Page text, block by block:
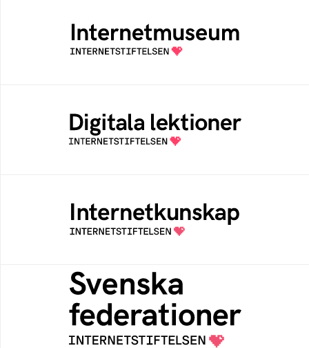
Ett digitalt museum som byggts, och kureras
av Internetstiftelsen
Öppen digital lärresurs med färdiga lektioner
för alla stadier i grundskolan
Samlad kunskap som hjälper dig att bli en
säker och medveten internetanvändare
Svenska federationer
Grunden för medlemskap i en sektors- eller
kontextspecifik federation